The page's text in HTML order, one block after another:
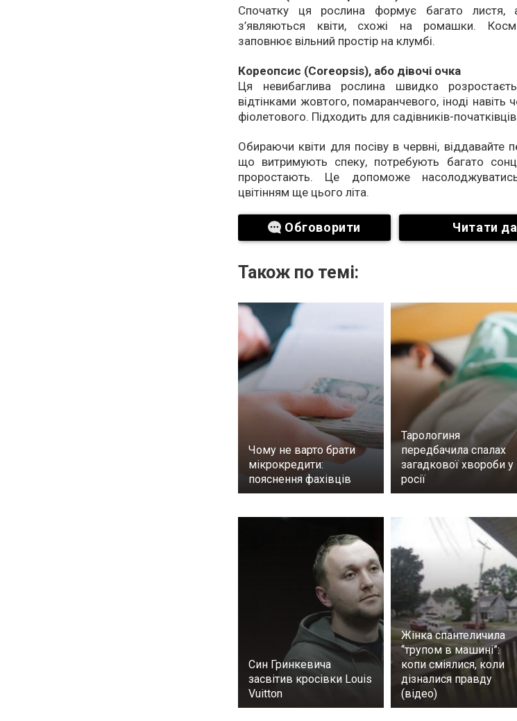
Спочатку ця рослина формує багато листя,
з’являються квіти, схожі на ромашки.
заповнює вільний простір на клумбі.
Кореопсис (Coreopsis), або дівочі очка
Ця невибаглива рослина швидко
відтінками жовтого, помаранчевого, іноді навіть
фіолетового. Підходить для садівників-початківців.
Обираючи квіти для посіву в червні, віддавайте
що витримують спеку, потребують багато
проростають. Це допоможе
цвітінням ще цього літа.
Обговорити Читати
Також по темі:
Чому не варто брати
мікрокредити:
пояснення фахівців
Тарологиня
передбачила спалах
загадкової хвороби у
росії
Син Гринкевича
засвітив кросівки Louis
Vuitton
Жінка спантеличила
“трупом в машині”:
копи сміялися, коли
дізналися правду
(відео)